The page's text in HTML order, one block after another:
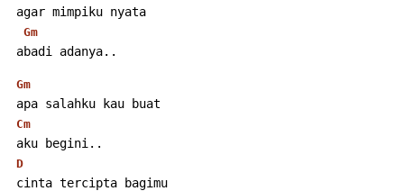
agar mimpiku nyata
Gm
abadi adanya..
Gm
apa salahku kau buat
Cm
aku begini..
D
cinta tercipta bagimu